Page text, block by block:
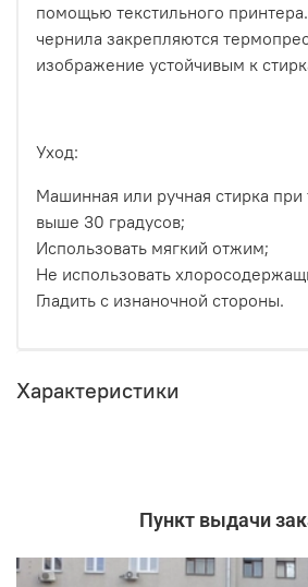
помощью текстильного
чернила закрепляются
изображение устойчивым к
Уход:
Машинная или ручная стирка при
выше 30 градусов;
Использовать мягкий отжим;
Не использовать
Гладить с изнаночной стороны.
Характеристики
Пункт выдачи